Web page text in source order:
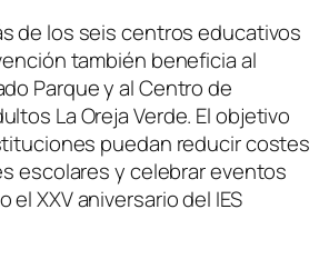
de los seis centros educativos
también beneficia al
Parque y al Centro de
La Oreja Verde. El objetivo
puedan reducir costes
escolares y celebrar eventos
XXV aniversario del IES